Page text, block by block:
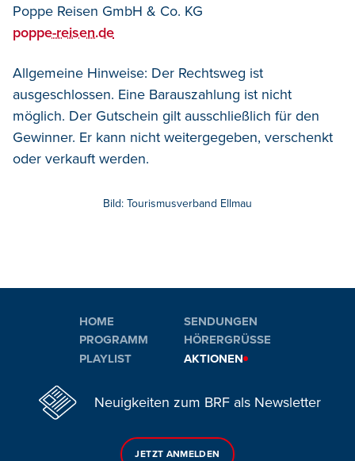
Poppe Reisen GmbH & Co. KG
poppe-reisen.de
Allgemeine Hinweise: Der Rechtsweg ist
ausgeschlossen. Eine Barauszahlung ist nicht
möglich. Der Gutschein gilt ausschließlich für den
Gewinner. Er kann nicht weitergegeben, verschenkt
oder verkauft werden.
Bild: Tourismusverband Ellmau
HOME
PROGRAMM
PLAYLIST
SENDUNGEN
HÖRERGRÜSSE
AKTIONEN
Neuigkeiten zum BRF als Newsletter
JETZT ANMELDEN